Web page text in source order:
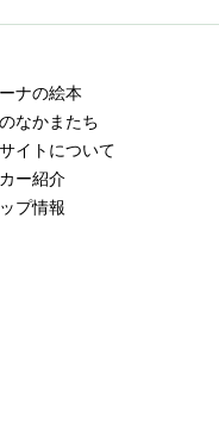
ナの絵本
なかまたち
イトについて
ー紹介
プ情報